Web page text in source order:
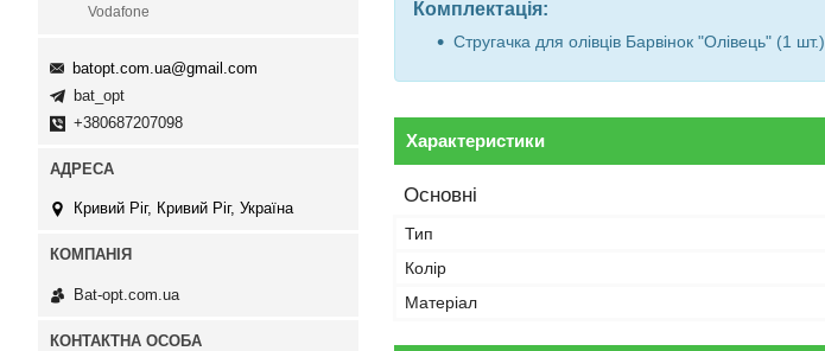
Комплектація:
Стругачка для олівців Барвінок "Олівець" (1 шт.).
Характеристики
Основні
Тип
Колір
Матеріал
Vodafone
batopt.com.ua@gmail.com
bat_opt
+380687207098
Кривий Ріг, Кривий Ріг, Україна
Bat-opt.com.ua